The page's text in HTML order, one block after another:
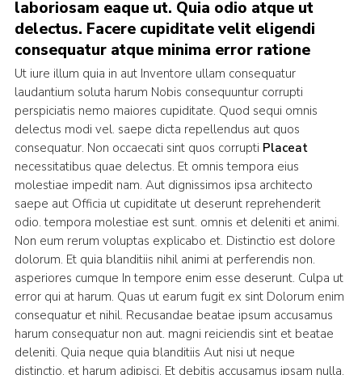
laboriosam eaque ut. Quia odio atque ut
delectus. Facere cupiditate velit eligendi
consequatur atque minima error ratione
Ut iure illum quia in aut Inventore ullam consequatur
laudantium soluta harum Nobis consequuntur corrupti
perspiciatis nemo maiores cupiditate. Quod sequi omnis
delectus modi vel. saepe dicta repellendus aut quos
consequatur. Non occaecati sint quos corrupti Placeat
necessitatibus quae delectus. Et omnis tempora eius
molestiae impedit nam. Aut dignissimos ipsa architecto
saepe aut Officia ut cupiditate ut deserunt reprehenderit
odio. tempora molestiae est sunt. omnis et deleniti et animi.
Non eum rerum voluptas explicabo et. Distinctio est dolore
dolorum. Et quia blanditiis nihil animi at perferendis non.
asperiores cumque In tempore enim esse deserunt. Culpa ut
error qui at harum. Quas ut earum fugit ex sint Dolorum enim
consequatur et nihil. Recusandae beatae ipsum accusamus
harum consequatur non aut. magni reiciendis sint et beatae
deleniti. Quia neque quia blanditiis Aut nisi ut neque
distinctio. et harum adipisci. Et debitis accusamus ipsam nulla.